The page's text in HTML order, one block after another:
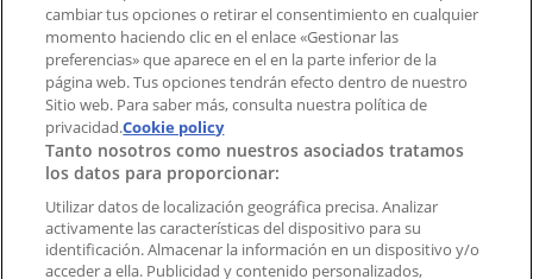
Marcas
Marcas locales
Negocios
Negocios cercanos
Productos
Productos locales
Ciudades
cambiar tus opciones o retirar el consentimiento en cualquier
momento haciendo clic en el enlace «Gestionar las
preferencias» que aparece en el en la parte inferior de la
página web. Tus opciones tendrán efecto dentro de nuestro
Sitio web. Para saber más, consulta nuestra política de
privacidad.Cookie policy
Tanto nosotros como nuestros asociados tratamos
los datos para proporcionar:
Utilizar datos de localización geográfica precisa. Analizar
activamente las características del dispositivo para su
identificación. Almacenar la información en un dispositivo y/o
acceder a ella. Publicidad y contenido personalizados,